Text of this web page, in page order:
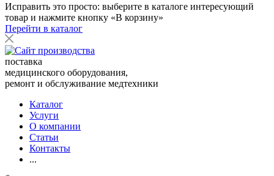
Исправить это просто: выберите в каталоге интересующий
товар и нажмите кнопку «В корзину»
Перейти в каталог
поставка
медицинского оборудования,
ремонт и обслуживание медтехники
Каталог
Услуги
О компании
Статьи
Контакты
...